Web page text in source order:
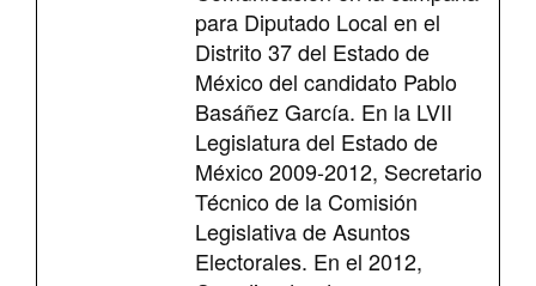
para Diputado Local en el
Distrito 37 del Estado de
México del candidato Pablo
Basáñez García. En la LVII
Legislatura del Estado de
México 2009-2012, Secretario
Técnico de la Comisión
Legislativa de Asuntos
Electorales. En el 2012,